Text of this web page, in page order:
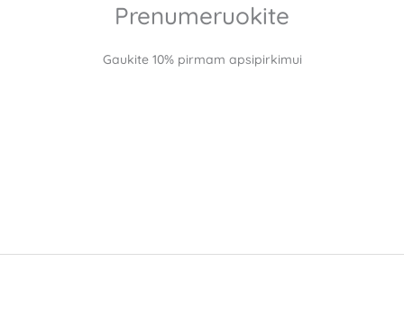
Prenumeruokite
Gaukite 10% pirmam apsipirkimui